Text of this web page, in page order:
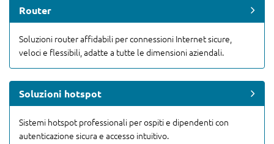
Router
Soluzioni router affidabili per connessioni Internet sicure,
veloci e flessibili, adatte a tutte le dimensioni aziendali.
Soluzioni hotspot
Sistemi hotspot professionali per ospiti e dipendenti con
autenticazione sicura e accesso intuitivo.